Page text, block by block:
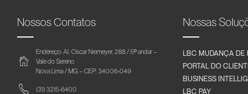
Nossos Contatos
Endereço: Al. Oscar Niemeyer, 288 / 5º andar –
Vale do Sereno
Nova Lima / MG – CEP: 34006-049
(31) 3215-6400
Nossas
LBC MUDANÇA DE
PORTAL DO
BUSINESS
LBC PAY